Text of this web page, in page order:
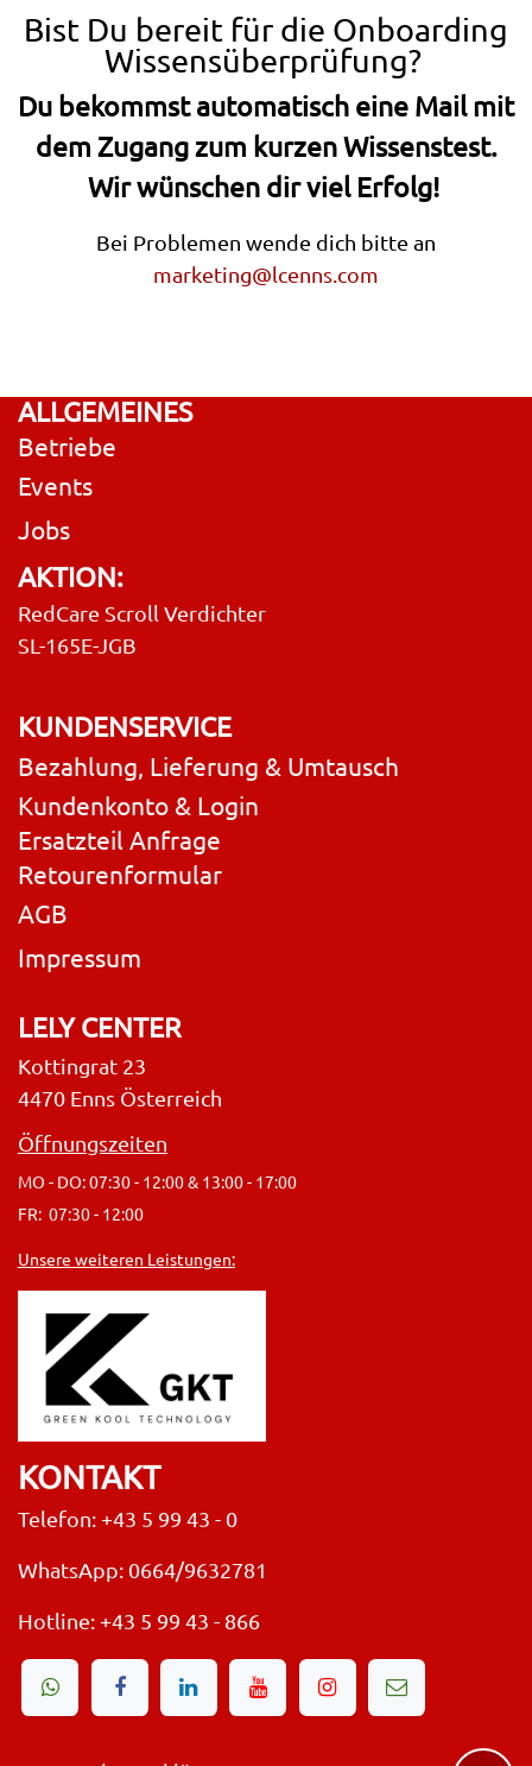
Bist Du bereit für die Onboarding
Wissensüberprüfung?
Du bekommst automatisch eine Mail mit
dem Zugang zum kurzen Wissenstest.
Wir wünschen dir viel Erfolg!
Bei Problemen wende dich bitte an
marketing@lcenns.com
ALLGEMEINES
Betriebe
Events
Jobs
AKTION:
RedCare Scroll Verdichter
SL-165E-JGB
KUNDENSERVICE
Bezahlung, Lieferung & Umtausch
Kundenkonto & Login
Ersatzteil Anfrage
Retourenformular
AGB
Impressum
LELY CENTER
Kottingrat 23
4470 Enns Österreich
Öffnungszeiten
MO - DO: 07:30 - 12:00 & 13:00 - 17:00
FR: 07:30 - 12:00
Unsere weiteren Leistungen:
KONTAKT
Telefon: +43 5 99 43 - 0
WhatsApp: 0664/9632781
Hotline: +43 5 99 43 - 866